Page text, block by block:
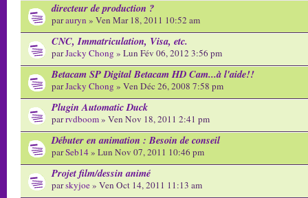
directeur de production ?
parauryn » Ven Mar 18, 2011 10:52 am
CNC, Immatriculation, Visa, etc.
parJacky Chong » Lun Fév 06, 2012 3:56 pm
Betacam SP Digital Betacam HD Cam...à l'aide!!
parJacky Chong » Ven Déc 26, 2008 7:58 pm
Plugin Automatic Duck
parrvdboom» Ven Nov 18, 2011 2:41 pm
Débuter en animation : Besoin de conseil
parSeb14» Lun Nov 07, 2011 10:46 pm
Projet film/dessin animé
parskyjoe» Ven Oct 14, 2011 11:13 am